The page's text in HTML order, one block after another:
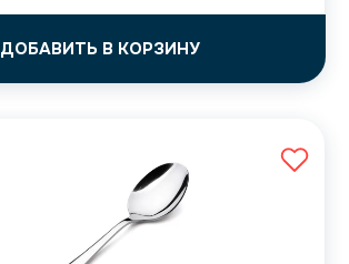
ДОБАВИТЬ В КОРЗИНУ